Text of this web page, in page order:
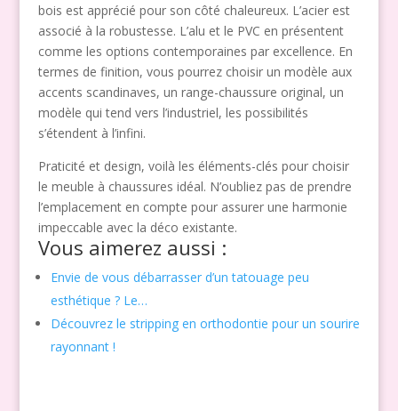
bois est apprécié pour son côté chaleureux. L’acier est
associé à la robustesse. L’alu et le PVC en présentent
comme les options contemporaines par excellence. En
termes de finition, vous pourrez choisir un modèle aux
accents scandinaves, un range-chaussure original, un
modèle qui tend vers l’industriel, les possibilités
s’étendent à l’infini.
Praticité et design, voilà les éléments-clés pour choisir
le meuble à chaussures idéal. N’oubliez pas de prendre
l’emplacement en compte pour assurer une harmonie
impeccable avec la déco existante.
Vous aimerez aussi :
Envie de vous débarrasser d’un tatouage peu
esthétique ? Le…
Découvrez le stripping en orthodontie pour un sourire
rayonnant !